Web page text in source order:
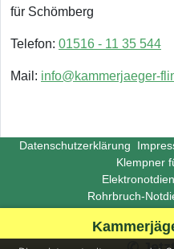
für Schömberg
Telefon: 01516 - 11 35 544
Mail: info@kammerjaeger-
Datenschutzerklärung
Klempner
Rohrbruch-